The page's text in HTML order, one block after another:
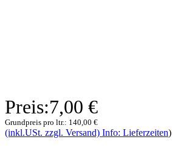
Preis:7,00 €
Grundpreis pro ltr.: 140,00 €
(inkl.USt. zzgl. Versand) Info: Lieferzeiten)